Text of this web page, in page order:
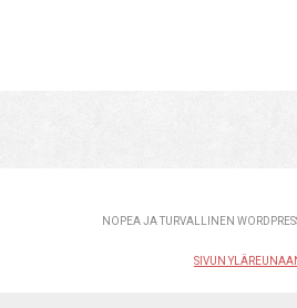
NOPEA JA TURVALLINEN
SIVUN